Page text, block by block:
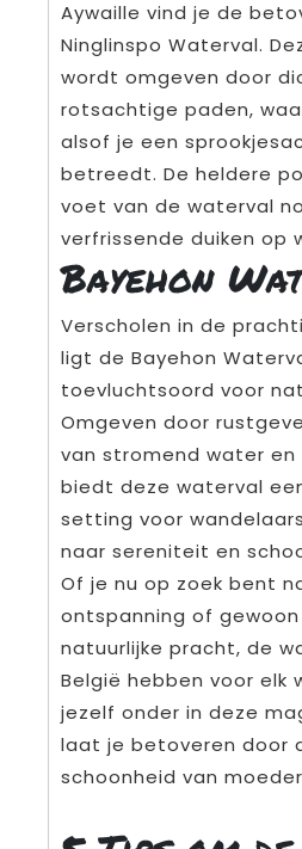
Aywaille vind je de
Ninglinspo Waterval.
wordt omgeven door
rotsachtige paden,
alsof je een
betreedt. De heldere
voet van de waterval
verfrissende duiken op
Bayehon
Verscholen in de
ligt de Bayehon
toevluchtsoord voor
Omgeven door
van stromend water
biedt deze waterval
setting voor
naar sereniteit en
Of je nu op zoek bent
ontspanning of
natuurlijke pracht, de
België hebben voor elk
jezelf onder in deze
laat je betoveren door
schoonheid van